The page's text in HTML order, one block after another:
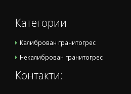
Категории
Калиброван гранитогрес
Некалиброван гранитогрес
Контакти: